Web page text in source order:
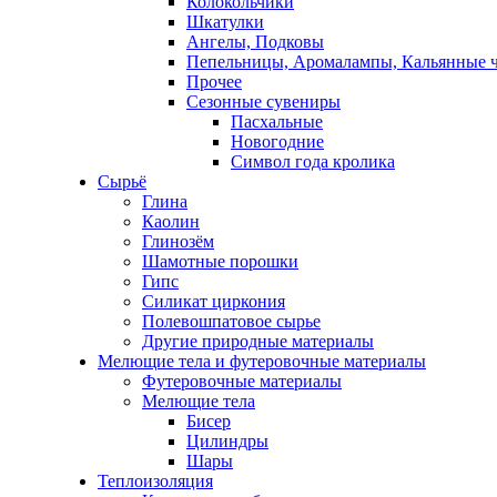
Шкатулки
Ангелы, Подковы
Пепельницы, Аромалампы, Кальянные
Прочее
Сезонные сувениры
Пасхальные
Новогодние
Символ года кролика
Сырьё
Глина
Каолин
Глинозём
Шамотные порошки
Гипс
Силикат циркония
Полевошпатовое сырье
Другие природные материалы
Мелющие тела и футеровочные материалы
Футеровочные материалы
Мелющие тела
Бисер
Цилиндры
Шары
Теплоизоляция